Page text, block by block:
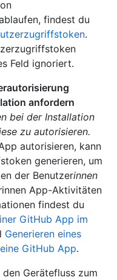
findest du
.
Feld ignoriert.
anfordern
bei der Installation
zu autorisieren.
autorisieren, kann
generieren, um
der Benutzerinnen
innen App-Aktivitäten
findest du
GitHub App im
Generieren eines
GitHub App.
Gerätefluss zum